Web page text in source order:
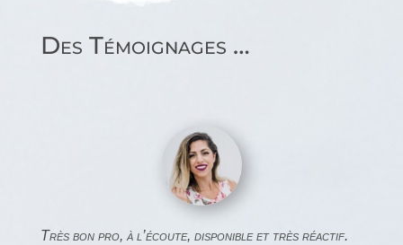
Des Témoignages …
Très bon pro, à l’écoute, disponible et très réactif.